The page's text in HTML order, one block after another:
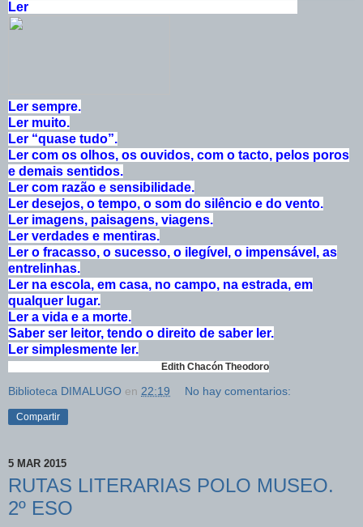
Ler
Ler sempre.
Ler muito.
Ler “quase tudo”.
Ler com os olhos, os ouvidos, com o tacto, pelos poros
e demais sentidos.
Ler com razão e sensibilidade.
Ler desejos, o tempo, o som do silêncio e do vento.
Ler imagens, paisagens, viagens.
Ler verdades e mentiras.
Ler o fracasso, o sucesso, o ilegível, o impensável, as
entrelinhas.
Ler na escola, em casa, no campo, na estrada, em
qualquer lugar.
Ler a vida e a morte.
Saber ser leitor, tendo o direito de saber ler.
Ler simplesmente ler.
Edith Chacón Theodoro
Biblioteca DIMALUGO en 22:19 No hay comentarios:
Compartir
5 MAR 2015
RUTAS LITERARIAS POLO MUSEO.
2º ESO